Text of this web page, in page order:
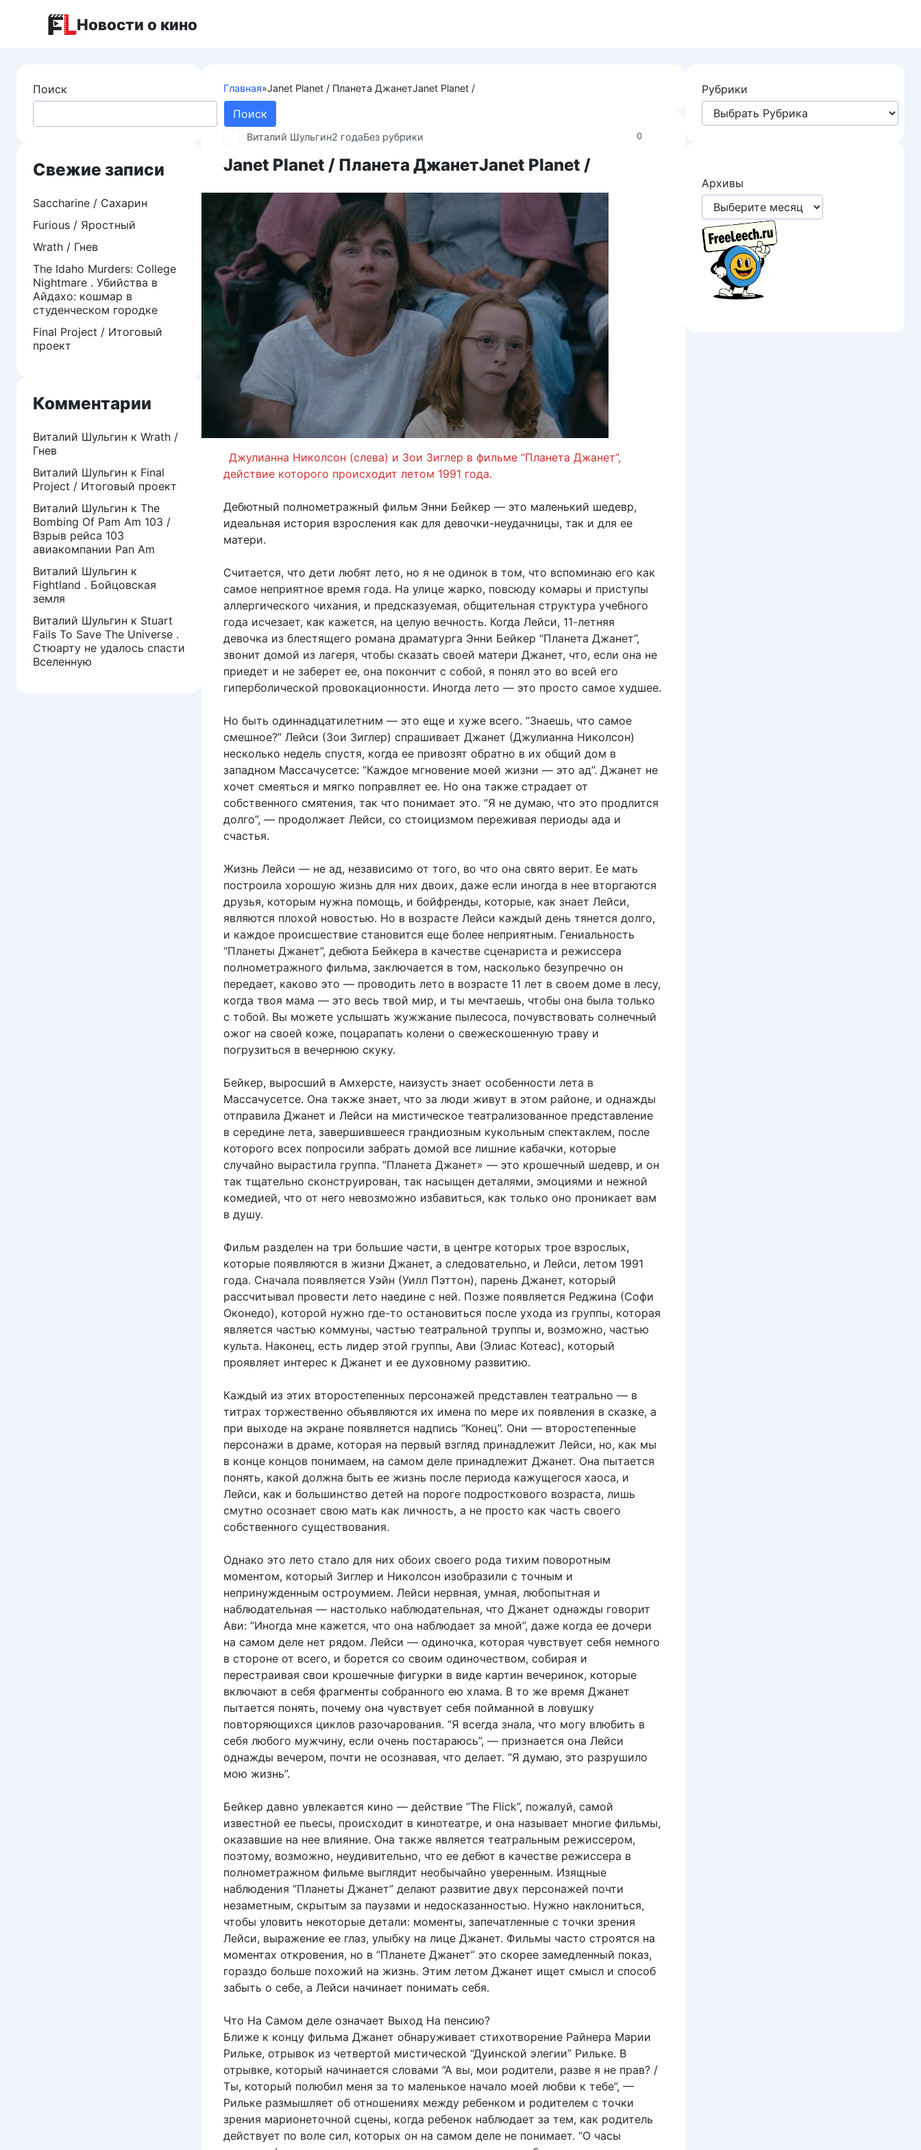
Новости о кино
Главная»Janet Planet / Планета ДжанетJanet Planet /
0
Виталий Шульгин2 годаБез рубрики
Janet Planet / Планета ДжанетJanet Planet /
Джулианна Николсон (слева) и Зои Зиглер в фильме “Планета Джанет”,
действие которого происходит летом 1991 года.
Дебютный полнометражный фильм Энни Бейкер — это маленький шедевр,
идеальная история взросления как для девочки-неудачницы, так и для ее
матери.
Считается, что дети любят лето, но я не одинок в том, что вспоминаю его как
самое неприятное время года. На улице жарко, повсюду комары и приступы
аллергического чихания, и предсказуемая, общительная структура учебного
года исчезает, как кажется, на целую вечность. Когда Лейси, 11-летняя
девочка из блестящего романа драматурга Энни Бейкер “Планета Джанет”,
звонит домой из лагеря, чтобы сказать своей матери Джанет, что, если она не
приедет и не заберет ее, она покончит с собой, я понял это во всей его
гиперболической провокационности. Иногда лето — это просто самое худшее.
Но быть одиннадцатилетним — это еще и хуже всего. “Знаешь, что самое
смешное?” Лейси (Зои Зиглер) спрашивает Джанет (Джулианна Николсон)
несколько недель спустя, когда ее привозят обратно в их общий дом в
западном Массачусетсе: “Каждое мгновение моей жизни — это ад”. Джанет не
хочет смеяться и мягко поправляет ее. Но она также страдает от
собственного смятения, так что понимает это. “Я не думаю, что это продлится
долго”, — продолжает Лейси, со стоицизмом переживая периоды ада и
счастья.
Жизнь Лейси — не ад, независимо от того, во что она свято верит. Ее мать
построила хорошую жизнь для них двоих, даже если иногда в нее вторгаются
друзья, которым нужна помощь, и бойфренды, которые, как знает Лейси,
являются плохой новостью. Но в возрасте Лейси каждый день тянется долго,
и каждое происшествие становится еще более неприятным. Гениальность
“Планеты Джанет”, дебюта Бейкера в качестве сценариста и режиссера
полнометражного фильма, заключается в том, насколько безупречно он
передает, каково это — проводить лето в возрасте 11 лет в своем доме в лесу,
когда твоя мама — это весь твой мир, и ты мечтаешь, чтобы она была только
с тобой. Вы можете услышать жужжание пылесоса, почувствовать солнечный
ожог на своей коже, поцарапать колени о свежескошенную траву и
погрузиться в вечернюю скуку.
Бейкер, выросший в Амхерсте, наизусть знает особенности лета в
Массачусетсе. Она также знает, что за люди живут в этом районе, и однажды
отправила Джанет и Лейси на мистическое театрализованное представление
в середине лета, завершившееся грандиозным кукольным спектаклем, после
которого всех попросили забрать домой все лишние кабачки, которые
случайно вырастила группа. ”Планета Джанет» — это крошечный шедевр, и он
так тщательно сконструирован, так насыщен деталями, эмоциями и нежной
комедией, что от него невозможно избавиться, как только оно проникает вам
в душу.
Фильм разделен на три большие части, в центре которых трое взрослых,
которые появляются в жизни Джанет, а следовательно, и Лейси, летом 1991
года. Сначала появляется Уэйн (Уилл Пэттон), парень Джанет, который
рассчитывал провести лето наедине с ней. Позже появляется Реджина (Софи
Оконедо), которой нужно где-то остановиться после ухода из группы, которая
является частью коммуны, частью театральной труппы и, возможно, частью
культа. Наконец, есть лидер этой группы, Ави (Элиас Котеас), который
проявляет интерес к Джанет и ее духовному развитию.
Каждый из этих второстепенных персонажей представлен театрально — в
титрах торжественно объявляются их имена по мере их появления в сказке, а
при выходе на экране появляется надпись “Конец”. Они — второстепенные
персонажи в драме, которая на первый взгляд принадлежит Лейси, но, как мы
в конце концов понимаем, на самом деле принадлежит Джанет. Она пытается
понять, какой должна быть ее жизнь после периода кажущегося хаоса, и
Лейси, как и большинство детей на пороге подросткового возраста, лишь
смутно осознает свою мать как личность, а не просто как часть своего
собственного существования.
Однако это лето стало для них обоих своего рода тихим поворотным
моментом, который Зиглер и Николсон изобразили с точным и
непринужденным остроумием. Лейси нервная, умная, любопытная и
наблюдательная — настолько наблюдательная, что Джанет однажды говорит
Ави: “Иногда мне кажется, что она наблюдает за мной”, даже когда ее дочери
на самом деле нет рядом. Лейси — одиночка, которая чувствует себя немного
в стороне от всего, и борется со своим одиночеством, собирая и
перестраивая свои крошечные фигурки в виде картин вечеринок, которые
включают в себя фрагменты собранного ею хлама. В то же время Джанет
пытается понять, почему она чувствует себя пойманной в ловушку
повторяющихся циклов разочарования. “Я всегда знала, что могу влюбить в
себя любого мужчину, если очень постараюсь”, — признается она Лейси
однажды вечером, почти не осознавая, что делает. “Я думаю, это разрушило
мою жизнь”.
Бейкер давно увлекается кино — действие “The Flick”, пожалуй, самой
известной ее пьесы, происходит в кинотеатре, и она называет многие фильмы,
оказавшие на нее влияние. Она также является театральным режиссером,
поэтому, возможно, неудивительно, что ее дебют в качестве режиссера в
полнометражном фильме выглядит необычайно уверенным. Изящные
наблюдения “Планеты Джанет” делают развитие двух персонажей почти
незаметным, скрытым за паузами и недосказанностью. Нужно наклониться,
чтобы уловить некоторые детали: моменты, запечатленные с точки зрения
Лейси, выражение ее глаз, улыбку на лице Джанет. Фильмы часто строятся на
моментах откровения, но в “Планете Джанет” это скорее замедленный показ,
гораздо больше похожий на жизнь. Этим летом Джанет ищет смысл и способ
забыть о себе, а Лейси начинает понимать себя.
Что На Самом деле означает Выход На пенсию?
Ближе к концу фильма Джанет обнаруживает стихотворение Райнера Марии
Рильке, отрывок из четвертой мистической “Дуинской элегии” Рильке. В
отрывке, который начинается словами “А вы, мои родители, разве я не прав? /
Ты, который полюбил меня за то маленькое начало моей любви к тебе”, —
Рильке размышляет об отношениях между ребенком и родителем с точки
зрения марионеточной сцены, когда ребенок наблюдает за тем, как родитель
действует по воле сил, которых он на самом деле не понимает. “О часы
Поиск
Поиск
Свежие записи
Saccharine / Сахарин
Furious / Яростный
Wrath / Гнев
The Idaho Murders: College
Nightmare . Убийства в
Айдахо: кошмар в
студенческом городке
Final Project / Итоговый
проект
Комментарии
Виталий Шульгин к Wrath /
Гнев
Виталий Шульгин к Final
Project / Итоговый проект
Виталий Шульгин к The
Bombing Of Pam Am 103 /
Взрыв рейса 103
авиакомпании Pan Am
Виталий Шульгин к
Fightland . Бойцовская
земля
Виталий Шульгин к Stuart
Fails To Save The Universe .
Стюарту не удалось спасти
Вселенную
Рубрики
Архивы